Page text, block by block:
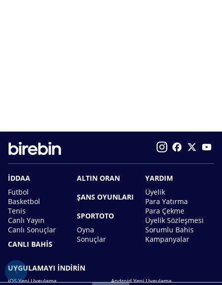
İDDAA
Futbol
Basketbol
Tenis
Canlı Yayın
Canlı Sonuçlar
CANLI BAHİS
ALTIN ORAN
ŞANS OYUNLARI
SPORTOTO
Oyna
Sonuçlar
YARDIM
Üyelik
Para Yatırma
Para Çekme
Üyelik Sözleşmesi
Sorumlu Bahis
Kampanyalar
UYGULAMAYI İNDİRİN
iOS Yeni Uygulama Android Yeni Uygulama